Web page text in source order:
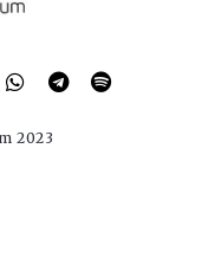
2023